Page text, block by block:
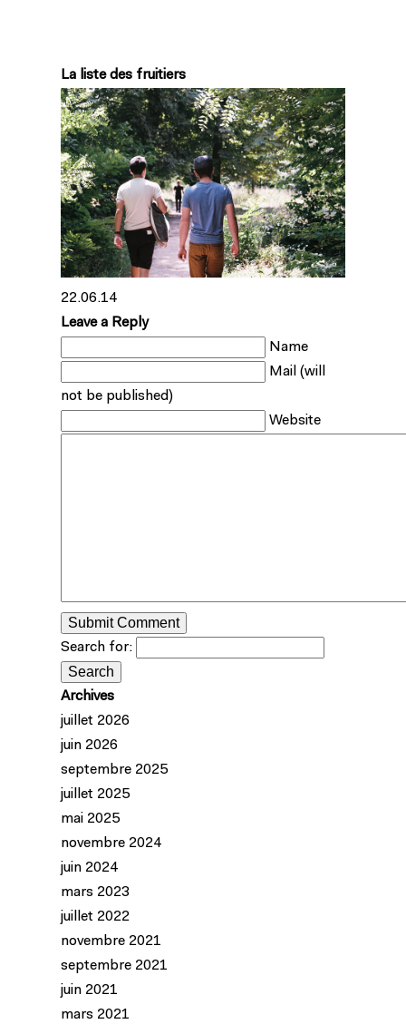
La liste des fruitiers
22.06.14
Leave a Reply
Name
Mail (will
not be published)
Website
Search for:
Archives
juillet 2026
juin 2026
septembre 2025
juillet 2025
mai 2025
novembre 2024
juin 2024
mars 2023
juillet 2022
novembre 2021
septembre 2021
juin 2021
mars 2021